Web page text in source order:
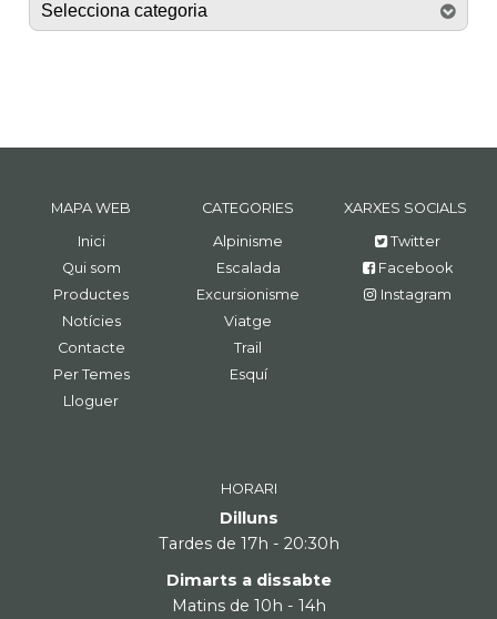
MAPA WEB
Inici
Qui som
Productes
Notícies
Contacte
Per Temes
Lloguer
CATEGORIES
Alpinisme
Escalada
Excursionisme
Viatge
Trail
Esquí
XARXES SOCIALS
Twitter
Facebook
Instagram
HORARI
Dilluns
Tardes de 17h - 20:30h
Dimarts a dissabte
Matins de 10h - 14h